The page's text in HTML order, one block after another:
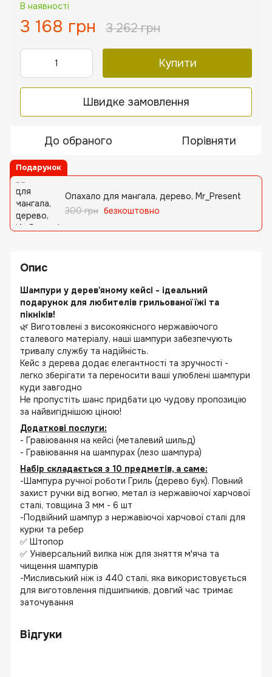
В наявності
3 168 грн 3 262 грн
Купити
Швидке замовлення
До обраного Порівняти
Подарунок
Опахало для мангала, дерево, Mr_Present
300 грн безкоштовно
Опис
Шампури у дерев'яному кейсі - ідеальний
подарунок для любителів грильованої їжі та
пікніків!
🌿 Виготовлені з високоякісного нержавіючого
сталевого матеріалу, наші шампури забезпечують
тривалу службу та надійність.
Кейс з дерева додає елегантності та зручності -
легко зберігати та переносити ваші улюблені шампури
куди завгодно
Не пропустіть шанс придбати цю чудову пропозицію
за найвигіднішою ціною!
Додаткові послуги:
- Гравіювання на кейсі (металевий шильд)
- Гравіювання на шампурах (лезо шампура)
Набір складається з 10 предметів, а саме:
-Шампура ручної роботи Гриль (дерево бук). Повний
захист ручки від вогню, метал із нержавіючої харчової
сталі, товщина 3 мм - 6 шт
-Подвійний шампур з нержавіючої харчової сталі для
курки та ребер
✅ Штопор
✅ Універсальний вилка ніж для зняття м'яча та
чищення шампурів
-Мисливський ніж із 440 сталі, яка використовується
для виготовлення підшипників, довгий час тримає
заточування
Відгуки